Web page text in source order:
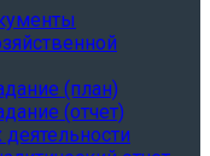
(план)
(отчет)
деятельности